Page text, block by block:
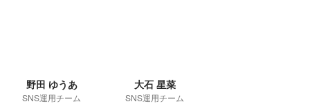
野田 ゆうあ
SNS運用チーム
大石 星菜
SNS運用チーム